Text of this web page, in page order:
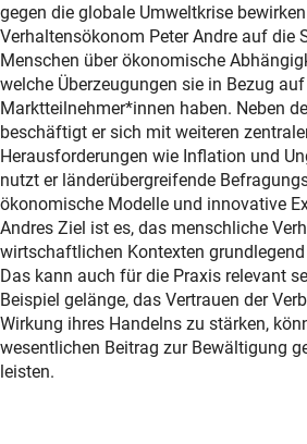
gegen die globale Umweltkrise
Verhaltensökonom Peter Andre auf die
Menschen über ökonomische
welche Überzeugungen sie in Bezug
Marktteilnehmer*innen haben. Neben
beschäftigt er sich mit weiteren
Herausforderungen wie Inflation und
nutzt er länderübergreifende
ökonomische Modelle und innovative
Andres Ziel ist es, das menschliche
wirtschaftlichen Kontexten grundlegend
Das kann auch für die Praxis relevant
Beispiel gelänge, das Vertrauen der
Wirkung ihres Handelns zu stärken,
wesentlichen Beitrag zur Bewältigung
leisten.